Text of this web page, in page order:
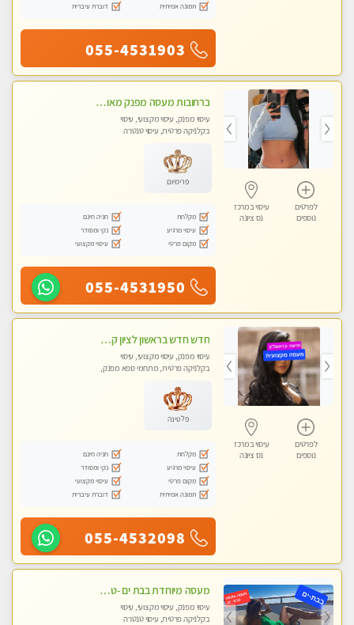
תמונה אמיתית
דוברת עיברית
055-4531903
לפרטים
נוספים
עיסוי במרכז
נס ציונה
ברחובות מעסה מפנק מאוד בכל סוגי המגע אצלי תקבל שירות חם והכל באווירה רגועה ונעימה ללא מין !
עיסוי מפנק, עיסוי מקצועי, עיסוי
בקלניקה פרטית, עיסוי טנטרה
פרימיום
מקלחת
חניה חינם
עיסוי מרגיע
נקי ומסודר
מקום פרטי
עיסוי מקצועי
055-4531950
לפרטים
נוספים
עיסוי במרכז
נס ציונה
חדש חדש בראשון לציון קליניקה פרטית לבריאות הגוף לעיסוי מקצועי ומפנק -שעות עבודה -10:00-23:00 ​​​​​​ Highly recommended
עיסוי מפנק, עיסוי מקצועי, עיסוי
בקלניקה פרטית, מתחמי ספא מפנק,
פלטינה
מקלחת
חניה חינם
עיסוי מרגיע
נקי ומסודר
מקום פרטי
עיסוי מקצועי
תמונה אמיתית
דוברת עיברית
055-4532098
מעסה מיוחדת בבת ים -טטאינה בת ים לעיסוי בקליניקה מפוארת מאוד פרטית ומקצועי - עיסוי שוודי וספורטיבי 0543577687
עיסוי מפנק, עיסוי מקצועי, עיסוי
בקלניקה פרטית, עיסוי טנטרה